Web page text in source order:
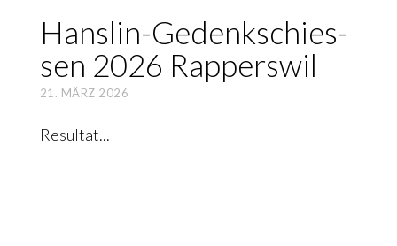
Hans­lin-Gedenk­schies­
sen 2026 Rap­pers­wil
21. MÄRZ 2026
Resultat